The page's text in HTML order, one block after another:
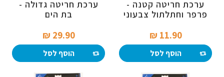
ערכת חריטה קטנה -
פרפר וחתלתול צבעוני
11.90 ₪‎
הוסף לסל
ערכת חריטה גדולה -
בת הים
29.90 ₪‎
הוסף לסל